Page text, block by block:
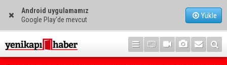
Android uygulamamız
Google Play'de mevcut
Yükle
Gaziantep'te Deprem Müzesi ve Afet Farkındalık Merkezi için